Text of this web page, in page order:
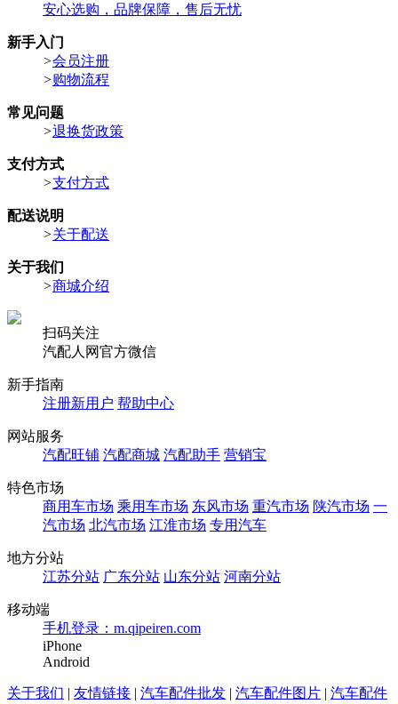
安心选购，品牌保障，售后无忧
新手入门
>会员注册
>购物流程
常见问题
>退换货政策
支付方式
>支付方式
配送说明
>关于配送
关于我们
>商城介绍
扫码关注
汽配人网官方微信
新手指南
注册新用户 帮助中心
网站服务
汽配旺铺 汽配商城 汽配助手 营销宝
特色市场
商用车市场 乘用车市场 东风市场 重汽市场 陕汽市场 一
汽市场 北汽市场 江淮市场 专用汽车
地方分站
江苏分站 广东分站 山东分站 河南分站
移动端
手机登录：m.qipeiren.com
iPhone
Android
关于我们 | 友情链接 | 汽车配件批发 | 汽车配件图片 | 汽车配件